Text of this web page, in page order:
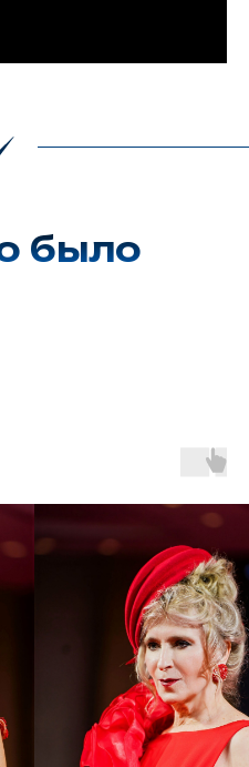
было